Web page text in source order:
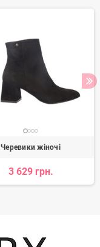
Черевики жіночі
3 629 грн.